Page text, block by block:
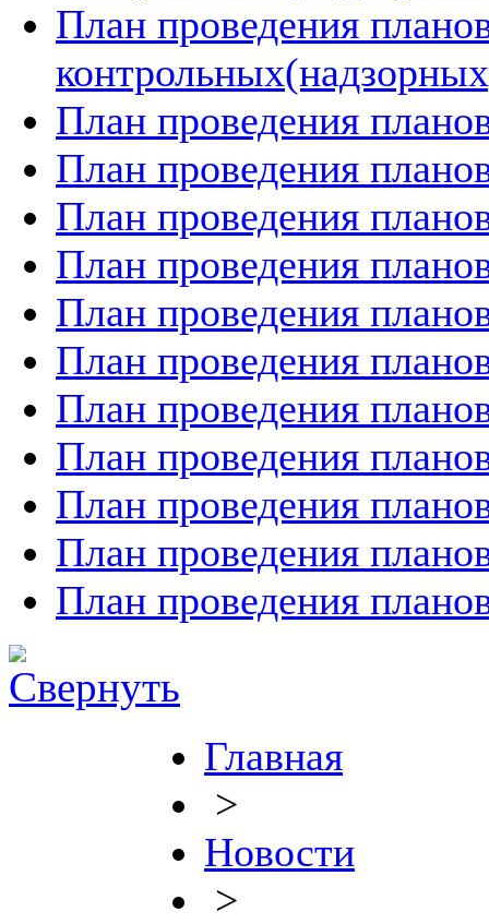
План проведения
План проведения
План проведения
План проведения
План проведения
План проведения
План проведения
План проведения
План проведения
План проведения
План проведения
План проведения
Главная
>
Новости
>